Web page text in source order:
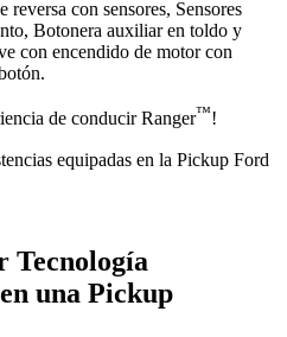
reversa con sensores, Sensores
Botonera auxiliar en toldo y
con encendido de motor con
de conducir Ranger™!
Tecnología
una Pickup